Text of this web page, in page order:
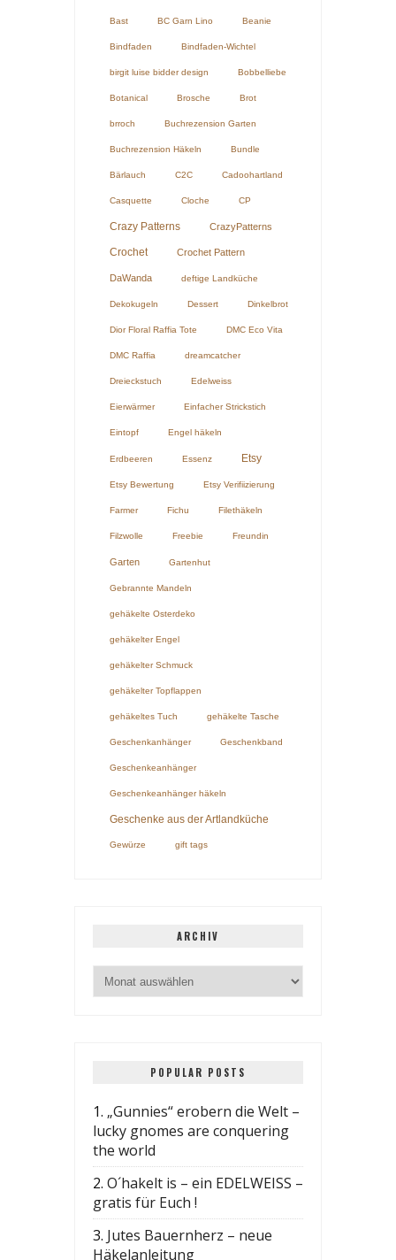
Bast BC Garn Lino Beanie
Bindfaden Bindfaden-Wichtel
birgit luise bidder design Bobbelliebe
Botanical Brosche Brot
brroch Buchrezension Garten
Buchrezension Häkeln Bundle
Bärlauch C2C Cadoohartland
Casquette Cloche CP
Crazy Patterns CrazyPatterns
Crochet Crochet Pattern
DaWanda deftige Landküche
Dekokugeln Dessert Dinkelbrot
Dior Floral Raffia Tote DMC Eco Vita
DMC Raffia dreamcatcher
Dreieckstuch Edelweiss
Eierwärmer Einfacher Strickstich
Eintopf Engel häkeln
Erdbeeren Essenz Etsy
Etsy Bewertung Etsy Verifiizierung
Farmer Fichu Filethäkeln
Filzwolle Freebie Freundin
Garten Gartenhut
Gebrannte Mandeln
gehäkelte Osterdeko
gehäkelter Engel
gehäkelter Schmuck
gehäkelter Topflappen
gehäkeltes Tuch gehäkelte Tasche
Geschenkanhänger Geschenkband
Geschenkeanhänger
Geschenkeanhänger häkeln
Geschenke aus der Artlandküche
Gewürze gift tags
ARCHIV
POPULAR POSTS
1. „Gunnies“ erobern die Welt –
lucky gnomes are conquering
the world
2. O´hakelt is – ein EDELWEISS –
gratis für Euch !
3. Jutes Bauernherz – neue
Häkelanleitung